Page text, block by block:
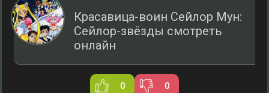
Красавица-воин Сейлор Мун:
Сейлор-звёзды смотреть
онлайн
0 0